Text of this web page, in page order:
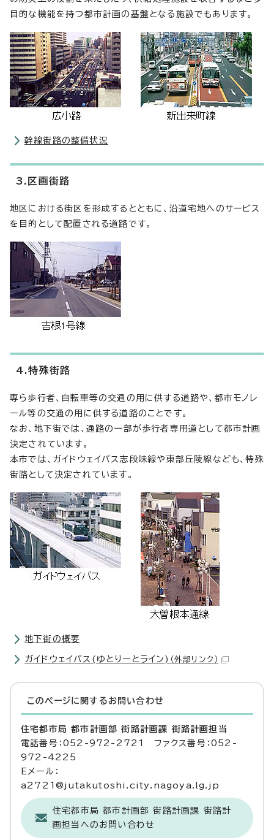
目的な機能を持つ都市計画の基盤となる施設でもあります。
幹線街路の整備状況
3.区画街路
地区における街区を形成するとともに、沿道宅地へのサービス
を目的として配置される道路です。
4.特殊街路
専ら歩行者、自転車等の交通の用に供する道路や、都市モノレ
ール等の交通の用に供する道路のことです。
なお、地下街では、通路の一部が歩行者専用道として都市計画
決定されています。
本市では、ガイドウェイバス志段味線や東部丘陵線なども、特殊
街路として決定されています。
地下街の概要
ガイドウェイバス(ゆとりーとライン) （外部リンク）
このページに関する お問い合わせ
住宅都市局 都市計画部 街路計画課 街路計画担当
電話番号：052-972-2721 ファクス番号：052-
972-4225
Eメール：
a2721@jutakutoshi.city.nagoya.lg.jp
住宅都市局 都市計画部 街路計画課 街路計
画担当へのお問い合わせ